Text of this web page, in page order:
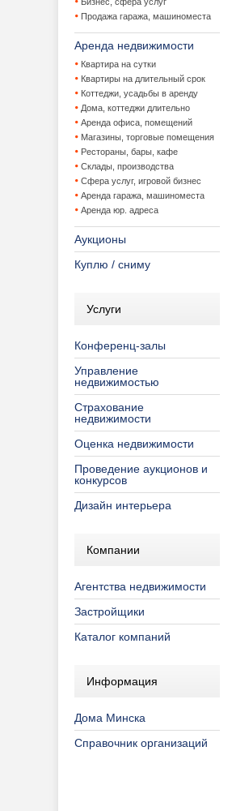
Продажа гаража, машиноместа
Аренда недвижимости
Квартира на сутки
Квартиры на длительный срок
Коттеджи, усадьбы в аренду
Дома, коттеджи длительно
Аренда офиса, помещений
Магазины, торговые помещения
Рестораны, бары, кафе
Склады, производства
Сфера услуг, игровой бизнес
Аренда гаража, машиноместа
Аренда юр. адреса
Аукционы
Куплю / сниму
Услуги
Конференц-залы
Управление
недвижимостью
Страхование
недвижимости
Оценка недвижимости
Проведение аукционов и
конкурсов
Дизайн интерьера
Компании
Агентства недвижимости
Застройщики
Каталог компаний
Информация
Дома Минска
Справочник организаций